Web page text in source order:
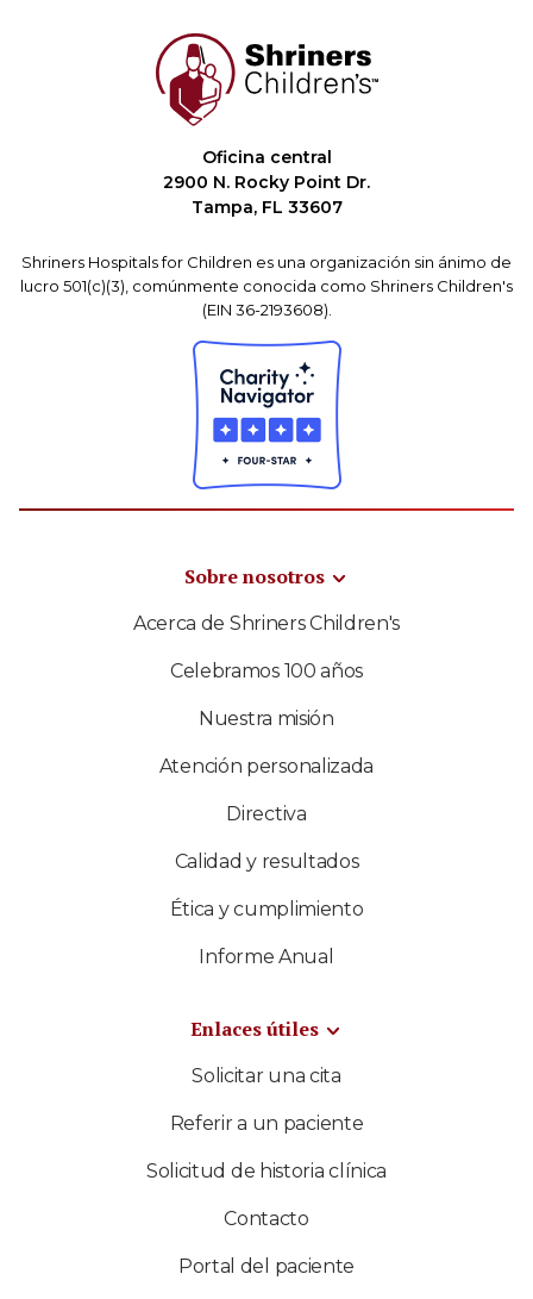
Oficina central
2900 N. Rocky Point Dr.
Tampa, FL 33607
Shriners Hospitals for Children es una organización sin ánimo de
lucro 501(c)(3), comúnmente conocida como Shriners Children's
(EIN 36-2193608).
Sobre nosotros
Acerca de Shriners Children's
Celebramos 100 años
Nuestra misión
Atención personalizada
Directiva
Calidad y resultados
Ética y cumplimiento
Informe Anual
Enlaces útiles
Solicitar una cita
Referir a un paciente
Solicitud de historia clínica
Contacto
Portal del paciente